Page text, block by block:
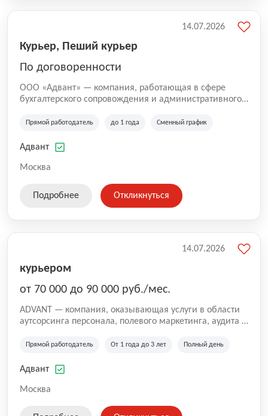
Курьер, Пеший курьер
По договоренности
ООО «Адвант» — компания, работающая в сфере
бухгалтерского сопровождения и административного
зарегистрирована в Санкт-Петербурге и
лиц и коммерческих организаций.
Прямой работодатель до 1 года Сменный график
Адвант
Москва
14.07.2026
Подробнее Откликнуться
курьером
от 70 000 до 90 000 руб./мес.
ADVANT — компания, оказывающая услуги в области
аутсорсинга персонала, полевого маркетинга, аудита и
региональных клиентов. Мы работаем на рынке с
Казахстана и Беларуси, сотрудничая с компаниями из
Прямой работодатель От 1 года до 3 лет Полный день
Адвант
Москва
14.07.2026